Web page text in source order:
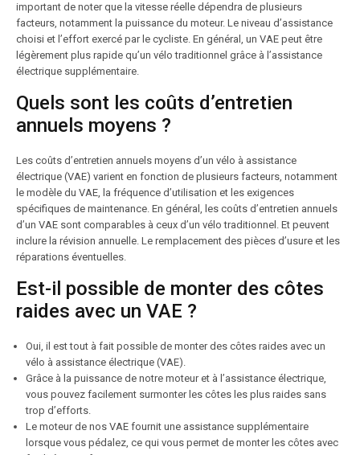
important de noter que la vitesse réelle dépendra de plusieurs
facteurs, notamment la puissance du moteur. Le niveau d’assistance
choisi et l’effort exercé par le cycliste. En général, un VAE peut être
légèrement plus rapide qu’un vélo traditionnel grâce à l’assistance
électrique supplémentaire.
Quels sont les coûts d’entretien
annuels moyens ?
Les coûts d’entretien annuels moyens d’un vélo à assistance
électrique (VAE) varient en fonction de plusieurs facteurs, notamment
le modèle du VAE, la fréquence d’utilisation et les exigences
spécifiques de maintenance. En général, les coûts d’entretien annuels
d’un VAE sont comparables à ceux d’un vélo traditionnel. Et peuvent
inclure la révision annuelle. Le remplacement des pièces d’usure et les
réparations éventuelles.
Est-il possible de monter des côtes
raides avec un VAE ?
Oui, il est tout à fait possible de monter des côtes raides avec un
vélo à assistance électrique (VAE).
Grâce à la puissance de notre moteur et à l’assistance électrique,
vous pouvez facilement surmonter les côtes les plus raides sans
trop d’efforts.
Le moteur de nos VAE fournit une assistance supplémentaire
lorsque vous pédalez, ce qui vous permet de monter les côtes avec